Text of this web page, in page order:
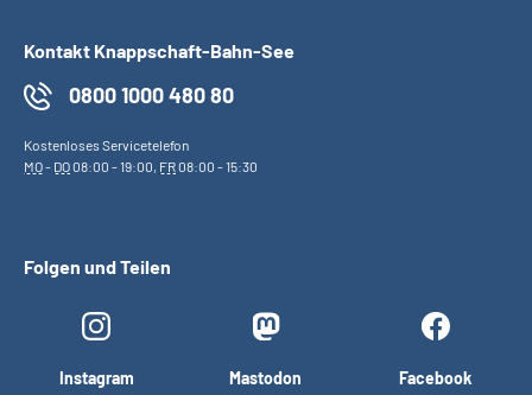
Kontakt Knappschaft-Bahn-See
0800 1000 480 80
Kostenloses Servicetelefon
MO- DO08:00 - 19:00, FR08:00 - 15:30
Folgen und Teilen
Instagram Mastodon Facebook